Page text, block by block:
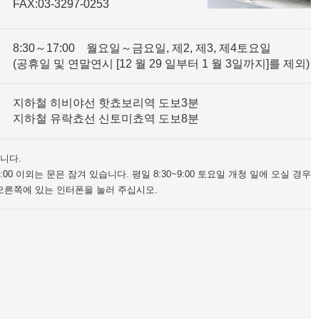
FAX:03-3297-0253
8:30～17:00 월요일～금요일, 제2, 제3, 제4토요일
(공휴일 및 연말연시 [12 월 29 일부터 1 월 3일까지]를 제외)
지하철 히비야선 핫쵸보리역 도보3분
지하철 유락쵸선 신토미쵸역 도보8분
다.
이외는 문은 잠겨 있습니다. 평일 8:30~9:00 토요일 개청 일에 오실 경우
른쪽에 있는 인터폰을 눌러 주십시오.